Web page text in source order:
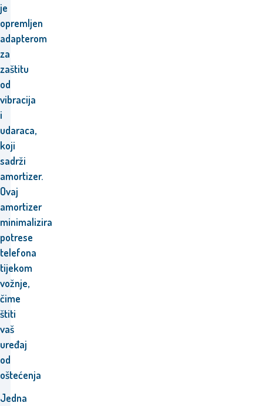
je
opremljen
adapterom
za
zaštitu
od
vibracija
i
udaraca,
koji
sadrži
amortizer.
Ovaj
amortizer
minimalizira
potrese
telefona
tijekom
vožnje,
čime
štiti
vaš
uređaj
od
oštećenja
Jedna